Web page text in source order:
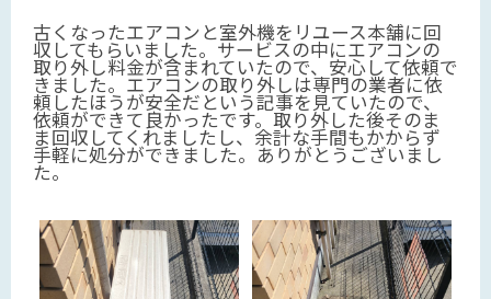
古くなったエアコンと室外機をリユース本舗に回
収してもらいました。サービスの中にエアコンの
取り外し料金が含まれていたので、安心して依頼で
きました。エアコンの取り外しは専門の業者に依
頼したほうが安全だという記事を見ていたので、
依頼ができて良かったです。取り外した後そのま
ま回収してくれましたし、余計な手間もかからず
手軽に処分ができました。ありがとうございまし
た。